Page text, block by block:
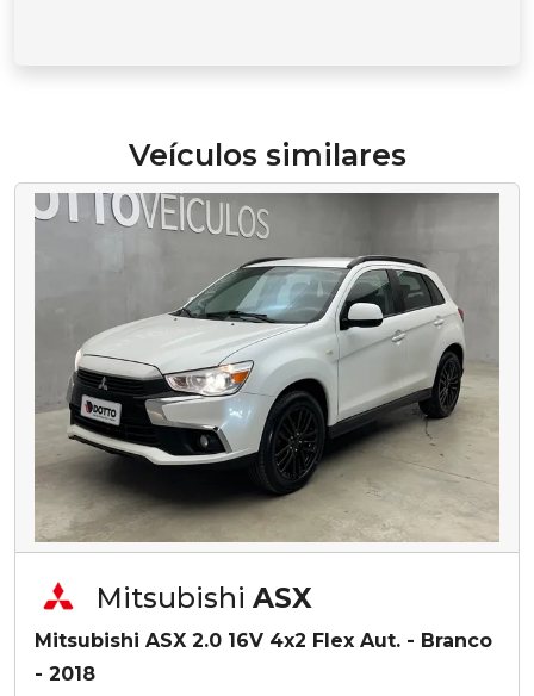
Veículos similares
Mitsubishi ASX
Mitsubishi ASX 2.0 16V 4x2 Flex Aut. - Branco
- 2018